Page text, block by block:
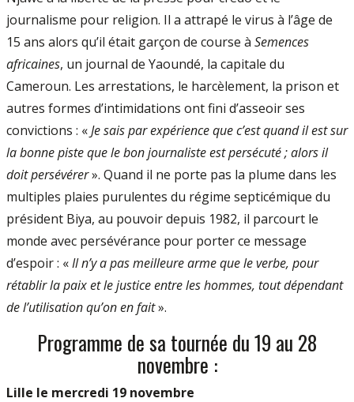
journalisme pour religion. Il a attrapé le virus à l’âge de
15 ans alors qu’il était garçon de course à Semences
africaines, un journal de Yaoundé, la capitale du
Cameroun. Les arrestations, le harcèlement, la prison et
autres formes d’intimidations ont fini d’asseoir ses
convictions : «Je sais par expérience que c’est quand il est sur
la bonne piste que le bon journaliste est persécuté ; alors il
doit persévérer». Quand il ne porte pas la plume dans les
multiples plaies purulentes du régime septicémique du
président Biya, au pouvoir depuis 1982, il parcourt le
monde avec persévérance pour porter ce message
d’espoir : «Il n’y a pas meilleure arme que le verbe, pour
rétablir la paix et le justice entre les hommes, tout dépendant
de l’utilisation qu’on en fait».
Programme de sa tournée du 19 au 28
novembre :
Lille le mercredi 19 novembre